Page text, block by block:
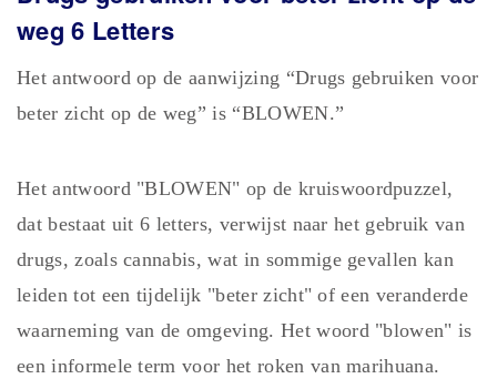
weg 6 Letters
Het antwoord op de aanwijzing “Drugs gebruiken voor
beter zicht op de weg” is “BLOWEN.”
Het antwoord "BLOWEN" op de kruiswoordpuzzel,
dat bestaat uit 6 letters, verwijst naar het gebruik van
drugs, zoals cannabis, wat in sommige gevallen kan
leiden tot een tijdelijk "beter zicht" of een veranderde
waarneming van de omgeving. Het woord "blowen" is
een informele term voor het roken van marihuana.